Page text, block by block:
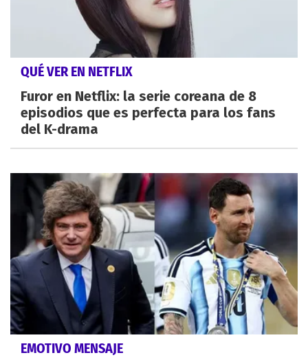
QUÉ VER EN NETFLIX
Furor en Netflix: la serie coreana de 8
episodios que es perfecta para los fans
del K-drama
EMOTIVO MENSAJE